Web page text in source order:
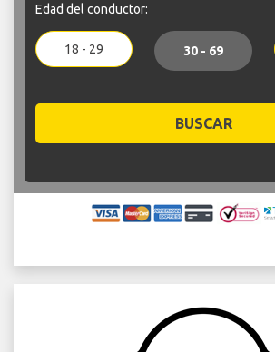
Edad del conductor:
18 - 29 30 - 69
BUSCAR